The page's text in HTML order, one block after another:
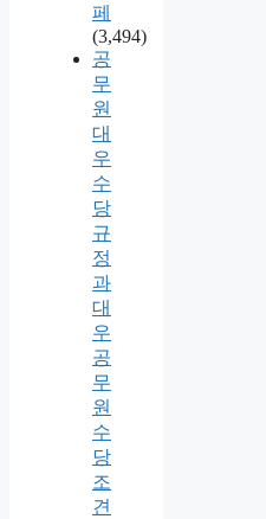
페
(3,494)
공
무
원
대
우
수
당
규
정
과
대
우
공
무
원
수
당
조
견